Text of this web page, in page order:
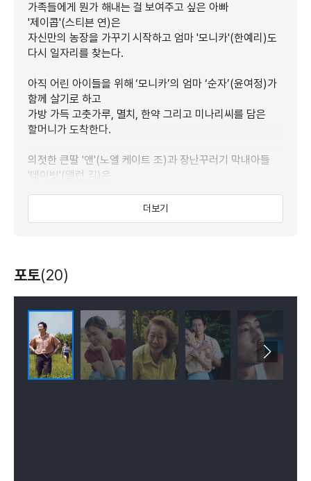
가족들에게 뭔가 해내는 걸 보여주고 싶은 아빠
'제이콥'(스티븐 연)은
자신만의 농장을 가꾸기 시작하고 엄마 '모니카'(한예리)도
다시 일자리를 찾는다.
아직 어린 아이들을 위해 ‘모니카’의 엄마 ‘순자’(윤여정)가
함께 살기로 하고
가방 가득 고춧가루, 멸치, 한약 그리고 미나리씨를 담은
할머니가 도착한다.
의젓한 큰딸 '앤'(노엘 케이트 조)과 장난꾸러기 막내아들
'데이빗'(앨런 김)은
함께 있다면, 새로 시작할 수 있다는 희망으로
더보기
포토(20)